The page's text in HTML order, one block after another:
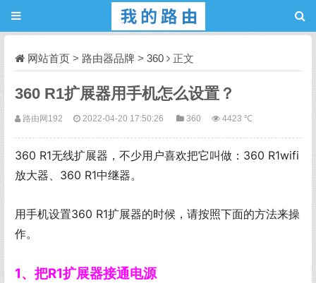
网站首页 > 路由器品牌 > 360 正文
360 R1扩展器用手机怎么设置？
路由网192 2022-04-20 17:50:26 360 4423 ℃
360 R1无线扩展器，不少用户喜欢把它叫做：360 R1wifi
放大器、360 R1中继器。
用手机设置360 R1扩展器的时候，请按照下面的方法来操
作。
1、把R1扩展器接通电源